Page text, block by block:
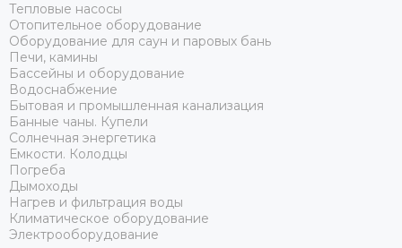
Тепловые насосы
Отопительное оборудование
Оборудование для саун и паровых бань
Печи, камины
Бассейны и оборудование
Водоснабжение
Бытовая и промышленная канализация
Банные чаны. Купели
Солнечная энергетика
Емкости. Колодцы
Погреба
Дымоходы
Нагрев и фильтрация воды
Климатическое оборудование
Электрооборудование